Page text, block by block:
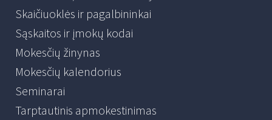
Skaičiuoklės ir pagalbininkai
Sąskaitos ir įmokų kodai
Mokesčių žinynas
Mokesčių kalendorius
Seminarai
Tarptautinis apmokestinimas